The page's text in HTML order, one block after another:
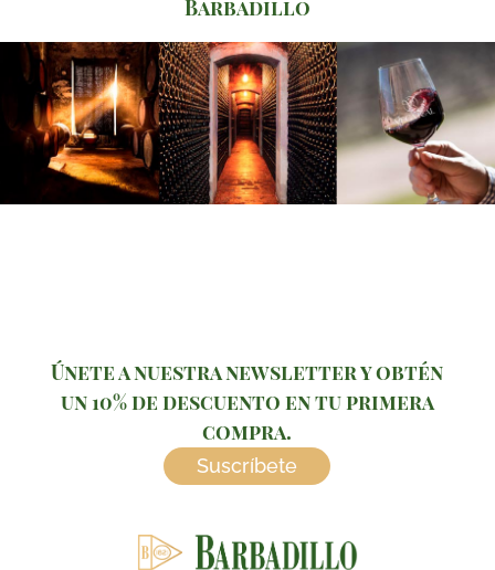
Barbadillo
Únete a nuestra newsletter y obtén
un 10% de descuento en tu primera
compra.
Suscríbete